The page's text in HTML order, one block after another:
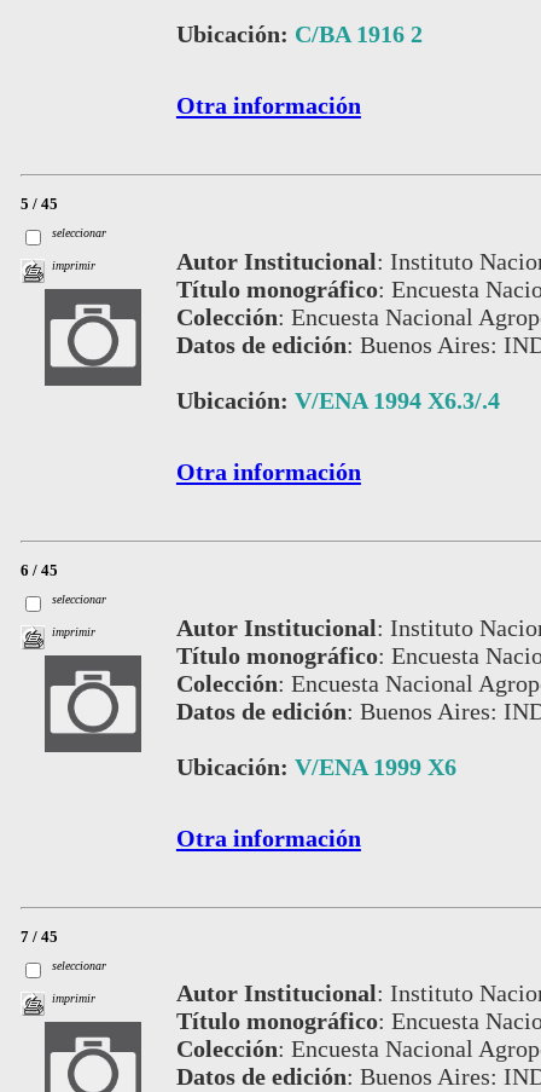
Ubicación: C/BA 1916 2
Otra información
5 / 45
seleccionar
imprimir Autor Institucional: Instituto
Título monográfico: Encuesta
Colección: Encuesta Nacional
Datos de edición: Buenos Aires:
Ubicación: V/ENA 1994 X6.3/.4
Otra información
6 / 45
seleccionar
imprimir Autor Institucional: Instituto
Título monográfico: Encuesta
Colección: Encuesta Nacional
Datos de edición: Buenos Aires:
Ubicación: V/ENA 1999 X6
Otra información
7 / 45
seleccionar
imprimir Autor Institucional: Instituto
Título monográfico: Encuesta
Colección: Encuesta Nacional
Datos de edición: Buenos Aires: